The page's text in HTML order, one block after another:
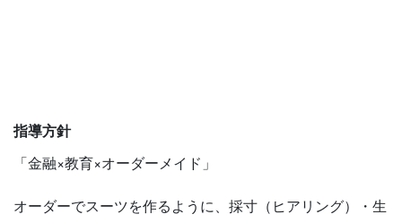
指導方針
「金融×教育×オーダーメイド」
オーダーでスーツを作るように、採寸（ヒアリング）・生